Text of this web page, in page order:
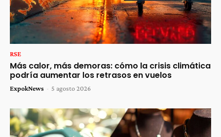
RSE
Más calor, más demoras: cómo la crisis climática
podría aumentar los retrasos en vuelos
ExpokNews - 5 agosto 2026